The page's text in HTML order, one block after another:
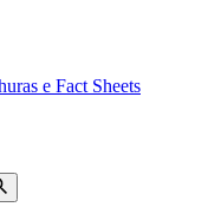
e Fact Sheets